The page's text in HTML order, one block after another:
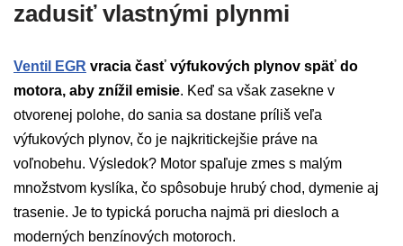
zadusiť vlastnými plynmi
Ventil EGR vracia časť výfukových plynov späť do
motora, aby znížil emisie. Keď sa však zasekne v
otvorenej polohe, do sania sa dostane príliš veľa
výfukových plynov, čo je najkritickejšie práve na
voľnobehu. Výsledok? Motor spaľuje zmes s malým
množstvom kyslíka, čo spôsobuje hrubý chod, dymenie aj
trasenie. Je to typická porucha najmä pri diesloch a
moderných benzínových motoroch.